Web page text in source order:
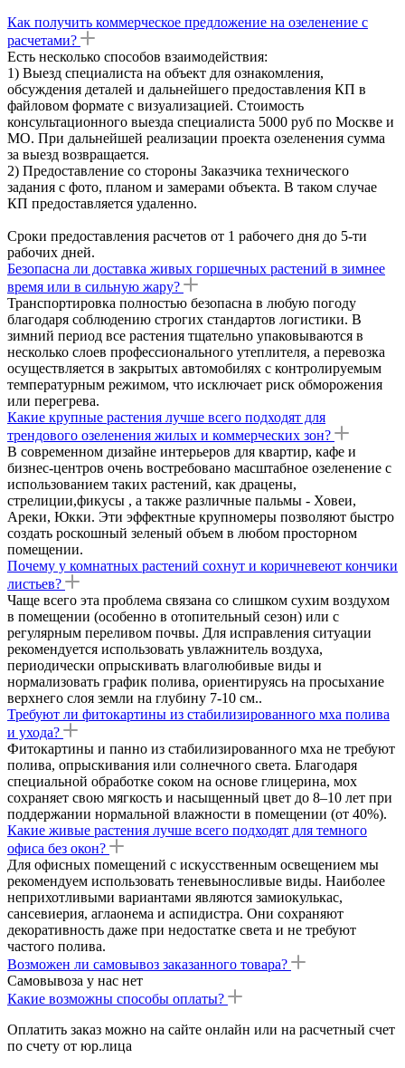
Как получить коммерческое предложение на озеленение с
расчетами?
Есть несколько способов взаимодействия:
1) Выезд специалиста на объект для ознакомления,
обсуждения деталей и дальнейшего предоставления КП в
файловом формате с визуализацией. Стоимость
консультационного выезда специалиста 5000 руб по Москве и
МО. При дальнейшей реализации проекта озеленения сумма
за выезд возвращается.
2) Предоставление со стороны Заказчика технического
задания с фото, планом и замерами объекта. В таком случае
КП предоставляется удаленно.
Сроки предоставления расчетов от 1 рабочего дня до 5-ти
рабочих дней.
Безопасна ли доставка живых горшечных растений в зимнее
время или в сильную жару?
Транспортировка полностью безопасна в любую погоду
благодаря соблюдению строгих стандартов логистики. В
зимний период все растения тщательно упаковываются в
несколько слоев профессионального утеплителя, а перевозка
осуществляется в закрытых автомобилях с контролируемым
температурным режимом, что исключает риск обморожения
или перегрева.
Какие крупные растения лучше всего подходят для
трендового озеленения жилых и коммерческих зон?
В современном дизайне интерьеров для квартир, кафе и
бизнес-центров очень востребовано масштабное озеленение с
использованием таких растений, как драцены,
стрелиции,фикусы , а также различные пальмы - Ховеи,
Ареки, Юкки. Эти эффектные крупномеры позволяют быстро
создать роскошный зеленый объем в любом просторном
помещении.
Почему у комнатных растений сохнут и коричневеют кончики
листьев?
Чаще всего эта проблема связана со слишком сухим воздухом
в помещении (особенно в отопительный сезон) или с
регулярным переливом почвы. Для исправления ситуации
рекомендуется использовать увлажнитель воздуха,
периодически опрыскивать влаголюбивые виды и
нормализовать график полива, ориентируясь на просыхание
верхнего слоя земли на глубину 7-10 см..
Требуют ли фитокартины из стабилизированного мха полива
и ухода?
Фитокартины и панно из стабилизированного мха не требуют
полива, опрыскивания или солнечного света. Благодаря
специальной обработке соком на основе глицерина, мох
сохраняет свою мягкость и насыщенный цвет до 8–10 лет при
поддержании нормальной влажности в помещении (от 40%).
Какие живые растения лучше всего подходят для темного
офиса без окон?
Для офисных помещений с искусственным освещением мы
рекомендуем использовать теневыносливые виды. Наиболее
неприхотливыми вариантами являются замиокулькас,
сансевиерия, аглаонема и аспидистра. Они сохраняют
декоративность даже при недостатке света и не требуют
частого полива.
Возможен ли самовывоз заказанного товара?
Самовывоза у нас нет
Какие возможны способы оплаты?
Оплатить заказ можно на сайте онлайн или на расчетный счет
по счету от юр.лица